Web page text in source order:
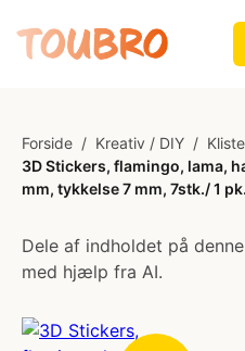
Forside / Kreativ / DIY /
3D Stickers, flamingo, lama,
mm, tykkelse 7 mm, 7stk./ 1 pk.
Dele af indholdet på
med hjælp fra AI.